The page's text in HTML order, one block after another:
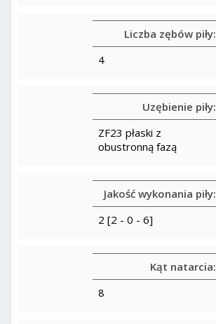
Liczba zębów piły:
4
Uzębienie piły:
ZF23 płaski z
obustronną fazą
Jakość wykonania piły:
2 [2 - 0 - 6]
Kąt natarcia:
8